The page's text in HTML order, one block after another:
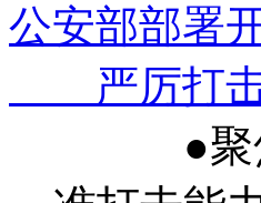
公安部部署
严厉打击
●聚焦